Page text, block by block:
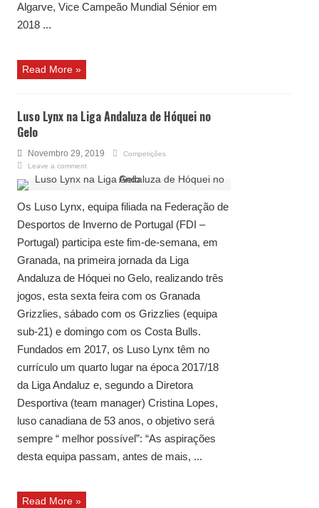
Algarve, Vice Campeão Mundial Sénior em
2018 ...
Read More »
Luso Lynx na Liga Andaluza de Hóquei no
Gelo
Novembro 29, 2019
Competições
Leave a comment
Os Luso Lynx, equipa filiada na Federação de
Desportos de Inverno de Portugal (FDI –
Portugal) participa este fim-de-semana, em
Granada, na primeira jornada da Liga
Andaluza de Hóquei no Gelo, realizando três
jogos, esta sexta feira com os Granada
Grizzlies, sábado com os Grizzlies (equipa
sub-21) e domingo com os Costa Bulls.
Fundados em 2017, os Luso Lynx têm no
currículo um quarto lugar na época 2017/18
da Liga Andaluz e, segundo a Diretora
Desportiva (team manager) Cristina Lopes,
luso canadiana de 53 anos, o objetivo será
sempre “ melhor possível”: “As aspirações
desta equipa passam, antes de mais, ...
Read More »